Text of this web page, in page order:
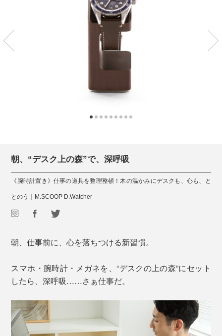
朝、“デスク上の森”で、深呼吸
《腕時計置き》仕事の道具を整理整頓！木の温かみにデスクも、心も、と
とのう｜M.SCOOP D.Watcher
朝、仕事前に、心を落ちつける新習慣。
スマホ・腕時計・メガネを、“デスクの上の森”にセット
したら、深呼吸……さぁ仕事だ。